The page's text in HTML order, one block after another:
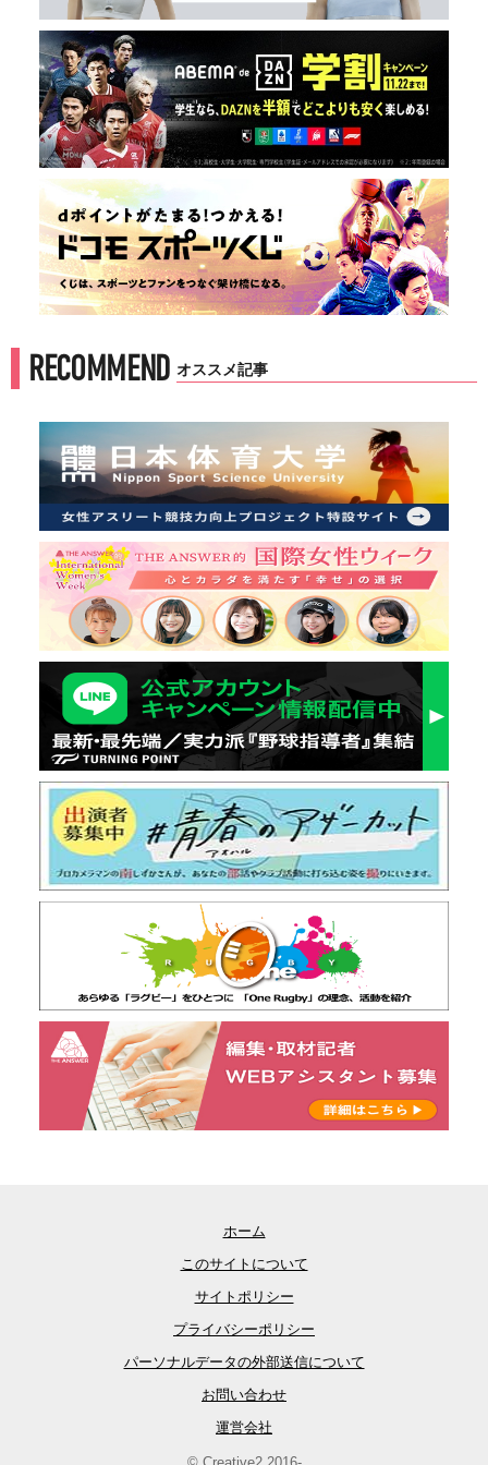
RECOMMEND オススメ記事
ホーム
このサイトについて
サイトポリシー
プライバシーポリシー
パーソナルデータの外部送信について
お問い合わせ
運営会社